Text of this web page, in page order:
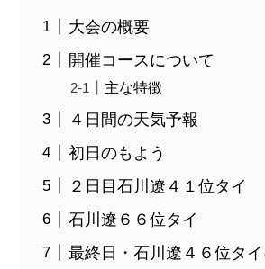
大会の概要
開催コースについて
主な特徴
４日間の天気予報
初日のもよう
２日目石川遼４１位タイ
石川遼６６位タイ
最終日・石川遼４６位タ